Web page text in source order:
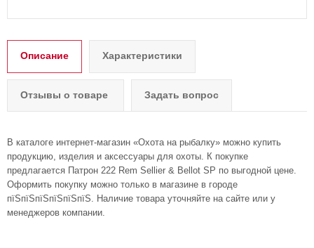
Описание Характеристики
Отзывы о товаре Задать вопрос
В каталоге интернет-магазин «Охота на рыбалку» можно купить
продукцию, изделия и аксессуары для охоты. К покупке
предлагается Патрон 222 Rem Sellier & Bellot SP по выгодной цене.
Оформить покупку можно только в магазине в городе
пїЅпїЅпїЅпїЅпїЅпїЅ. Наличие товара уточняйте на сайте или у
менеджеров компании.